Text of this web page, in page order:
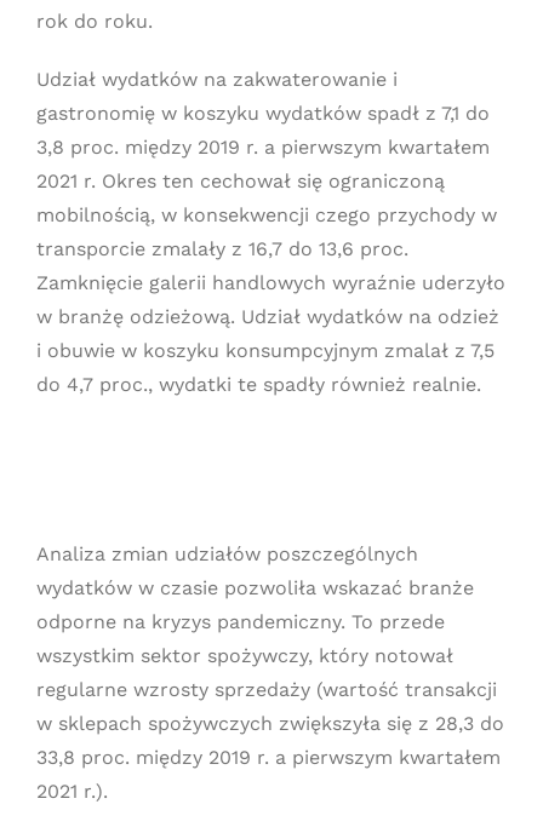
rok do roku.
Udział wydatków na zakwaterowanie i
gastronomię w koszyku wydatków spadł z 7,1 do
3,8 proc. między 2019 r. a pierwszym kwartałem
2021 r. Okres ten cechował się ograniczoną
mobilnością, w konsekwencji czego przychody w
transporcie zmalały z 16,7 do 13,6 proc.
Zamknięcie galerii handlowych wyraźnie uderzyło
w branżę odzieżową. Udział wydatków na odzież
i obuwie w koszyku konsumpcyjnym zmalał z 7,5
do 4,7 proc., wydatki te spadły również realnie.
Analiza zmian udziałów poszczególnych
wydatków w czasie pozwoliła wskazać branże
odporne na kryzys pandemiczny. To przede
wszystkim sektor spożywczy, który notował
regularne wzrosty sprzedaży (wartość transakcji
w sklepach spożywczych zwiększyła się z 28,3 do
33,8 proc. między 2019 r. a pierwszym kwartałem
2021 r.).